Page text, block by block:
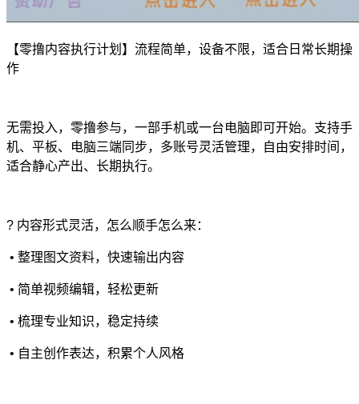
【零撸内容执行计划】流程简单，设备不限，适合日常长期操
作
无需投入，零撸参与，一部手机或一台电脑即可开始。支持手
机、平板、电脑三端同步，多账号灵活管理，自由安排时间，
适合静心产出、长期执行。
? 内容形式灵活，怎么顺手怎么来：
• 整理图文资料，快速输出内容
• 简单视频编辑，轻松更新
• 梳理专业知识，稳定持续
• 自主创作表达，积累个人风格